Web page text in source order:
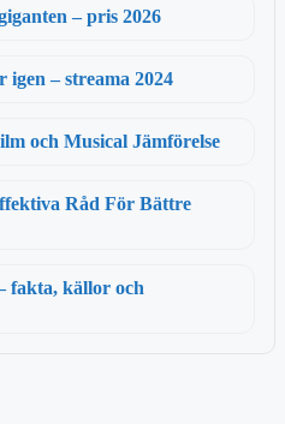
– pris 2026
– streama 2024
och Musical Jämförelse
Råd För Bättre
fakta, källor och